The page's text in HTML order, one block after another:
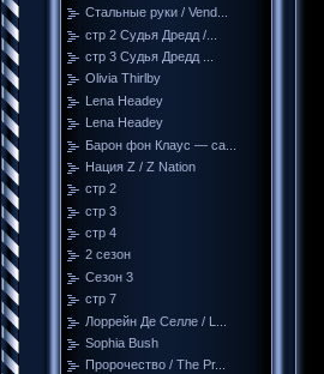
Стальные руки / Vend...
стр 2 Судья Дредд /...
стр 3 Судья Дредд ...
Olivia Thirlby
Lena Headey
Lena Headey
Барон фон Клаус — са...
Нация Z / Z Nation
стр 2
стр 3
стр 4
2 сезон
Сезон 3
стр 7
Лоррейн Де Селле / L...
Sophia Bush
Пророчество / The Pr...